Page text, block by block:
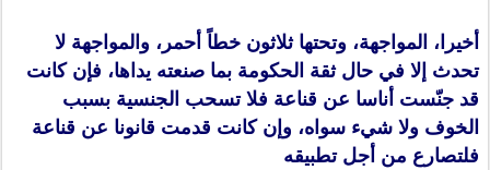
أخيرا، المواجهة، وتحتها ثلاثون خطاً أحمر، والمواجهة لا
تحدث إلا في حال ثقة الحكومة بما صنعته يداها، فإن كانت
قد جنّست أناسا عن قناعة فلا تسحب الجنسية بسبب
الخوف ولا شيء سواه، وإن كانت قدمت قانونا عن قناعة
فلتصارع من أجل تطبيقه